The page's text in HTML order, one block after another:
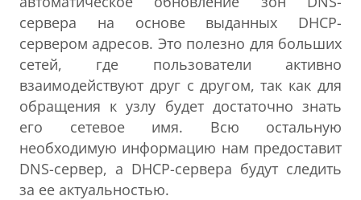
сервера на основе выданных DНСP-
сервером адресов. Это полезно для больших
сетей, где пользователи активно
взаимодействуют друг с другом, так как для
обращения к узлу будет достаточно знать
его сетевое имя. Всю остальную
необходимую информацию нам предоставит
DNS-сервер, а DHCP-сервера будут следить
за ее актуальностью.